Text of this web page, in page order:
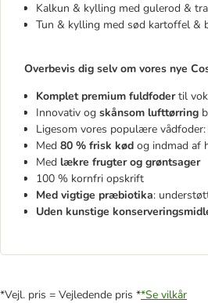
Kalkun & kylling med gulerod &
Tun & kylling med sød kartoffel &
Overbevis dig selv om vores nye
Komplet premium fuldfodertil
Innovativ og skånsom lufttørring
Ligesom vores populære vådfoder:
Med 80 % frisk kød og indmad af
Med lækre frugter og grøntsager
100 % kornfri opskrift
Med vigtige præbiotika:
Uden kunstige
*Vejl. pris = Vejledende pris **Se vilkår